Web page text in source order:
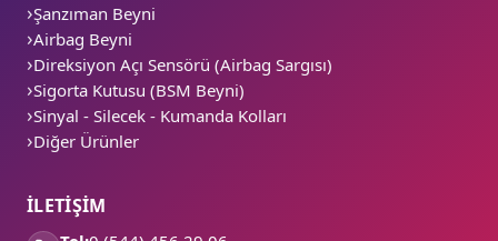
Şanzıman Beyni
Airbag Beyni
Direksiyon Açı Sensörü (Airbag Sargısı)
Sigorta Kutusu (BSM Beyni)
Sinyal - Silecek - Kumanda Kolları
Diğer Ürünler
İLETİŞİM